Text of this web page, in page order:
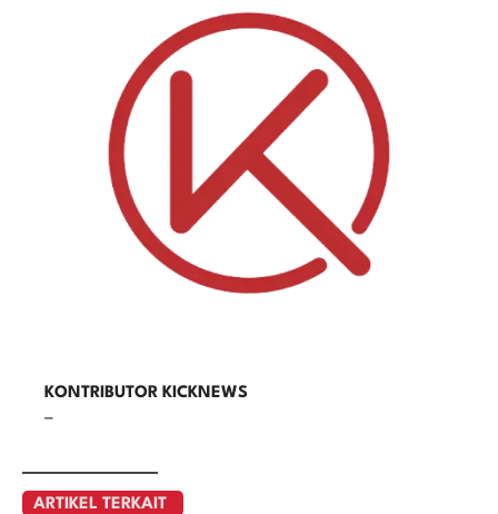
KONTRIBUTOR KICKNEWS
–
ARTIKEL TERKAIT